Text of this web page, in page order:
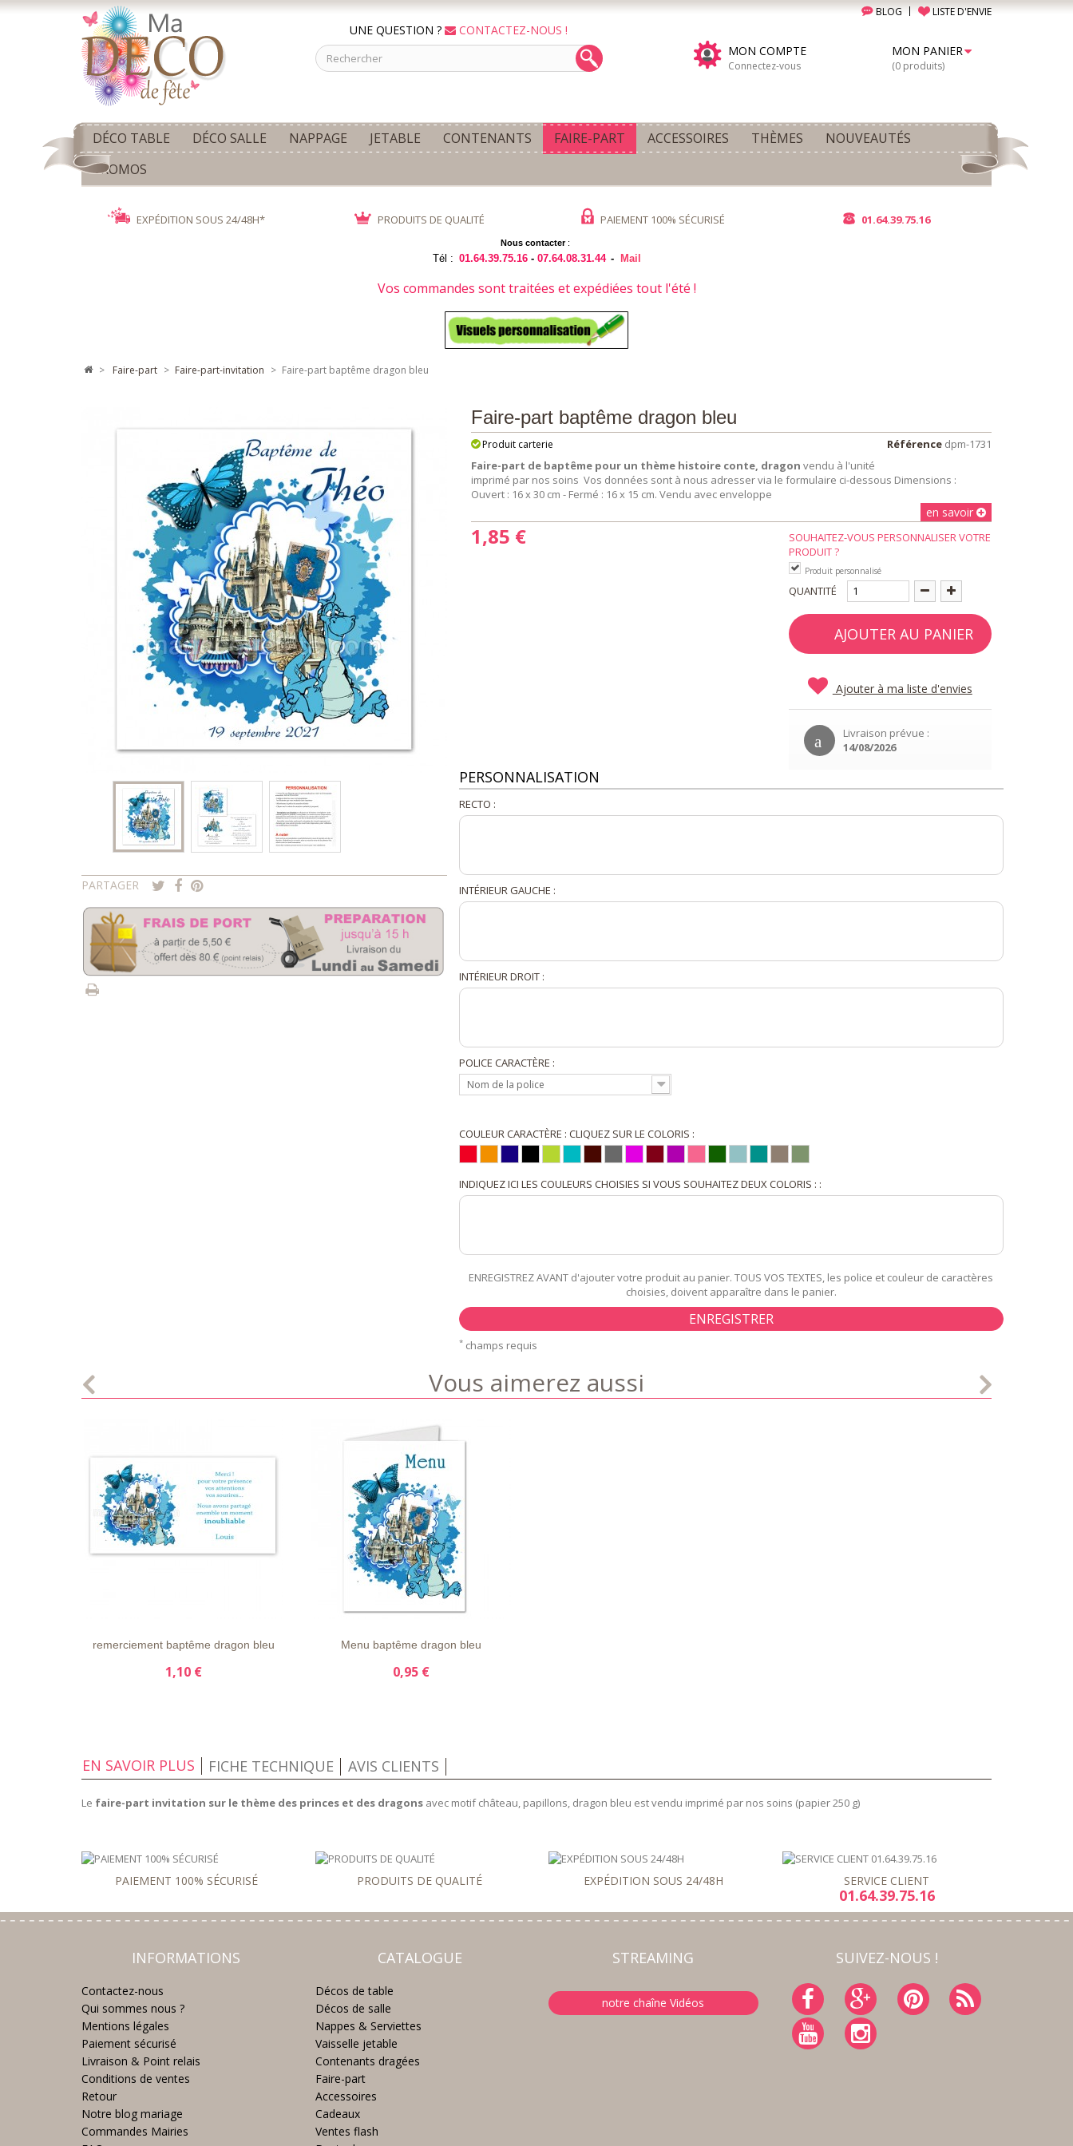
BLOG LISTE D'ENVIE
UNE QUESTION ?
CONTACTEZ-NOUS !
MON COMPTE
Connectez-vous
MON PANIER
(0 produits)
DÉCO TABLE DÉCO SALLE NAPPAGE JETABLE CONTENANTS FAIRE-PART ACCESSOIRES THÈMES
NOUVEAUTÉS
PROMOS
EXPÉDITION SOUS 24/48H* PRODUITS DE QUALITÉ PAIEMENT 100% SÉCURISÉ 01.64.39.75.16
Nous contacter:
Tél : 01.64.39.75.16 -07.64.08.31.44 - Mail
Vos commandes sont traitées et expédiées tout l'été !
> faire-part > faire-part-invitation > Faire-part baptême dragon bleu
PARTAGER
Faire-part baptême dragon bleu
Référence dpm-1731
Produit carterie
Faire-part de baptême pour un thème histoire conte, dragon vendu à l'unité
imprimé par nos soins Vos données sont à nous adresser via le formulaire ci-dessous Dimensions :
Ouvert : 16 x 30 cm - Fermé : 16 x 15 cm. Vendu avec enveloppe
en savoir
1,85 €
SOUHAITEZ-VOUS PERSONNALISER VOTRE
Produit personnalisé
QUANTITÉ
AJOUTER AU PANIER
Ajouter à ma liste d'envies
Livraison prévue :
14/08/2026
PERSONNALISATION
RECTO :
INTÉRIEUR GAUCHE :
INTÉRIEUR DROIT :
POLICE CARACTÈRE :
Nom de la police
COULEUR CARACTÈRE : CLIQUEZ SUR LE COLORIS :
INDIQUEZ ICI LES COULEURS CHOISIES SI VOUS SOUHAITEZ DEUX COLORIS : :
ENREGISTREZ AVANT d'ajouter votre produit au panier. TOUS VOS TEXTES, les police et couleur de caractères
choisies, doivent apparaître dans le panier.
ENREGISTRER
*champs requis
Vous aimerez aussi
remerciement baptême dragon bleu
1,10 €
D'ENVIE
APERÇU
RAPIDE
DÉTAILS
Menu baptême dragon bleu
0,95 €
EN SAVOIR PLUS FICHE TECHNIQUE AVIS CLIENTS
Le faire-part invitation sur le thème des princes et des dragons avec motif château, papillons, dragon bleu est vendu imprimé par nos soins (papier 250 g)
PAIEMENT 100% SÉCURISÉ PRODUITS DE QUALITÉ EXPÉDITION SOUS 24/48H SERVICE CLIENT
01.64.39.75.16
INFORMATIONS
Contactez-nous
Qui sommes nous ?
Mentions légales
Paiement sécurisé
Livraison & Point relais
Conditions de ventes
Retour
Notre blog mariage
Commandes Mairies
CATALOGUE
Décos de table
Décos de salle
Nappes & Serviettes
Vaisselle jetable
Contenants dragées
Faire-part
Accessoires
Cadeaux
Ventes flash
STREAMING
notre chaîne Vidéos
SUIVEZ-NOUS !